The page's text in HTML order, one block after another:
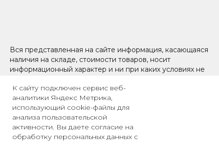
Вся представленная на сайте информация, касающаяся
наличия на складе, стоимости товаров, носит
информационный характер и ни при каких условиях не
положениями Статьи 437(2) Гражданского кодекса РФ
К сайту подключен сервис веб-
аналитики Яндекс Метрика,
использующий cookie-файлы для
анализа пользовательской
активности. Вы даете согласие на
обработку персональных данных с